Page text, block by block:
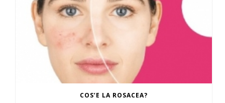
COS’E LA ROSACEA?